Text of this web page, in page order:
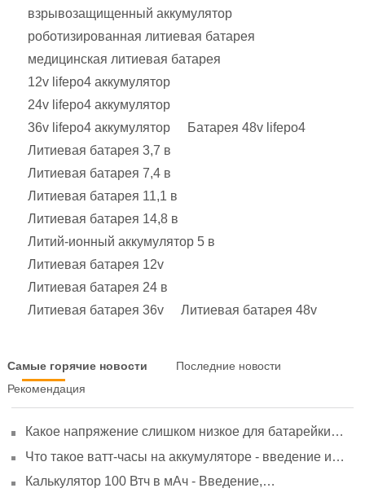
взрывозащищенный аккумулятор
роботизированная литиевая батарея
медицинская литиевая батарея
12v lifepo4 аккумулятор
24v lifepo4 аккумулятор
36v lifepo4 аккумулятор
Батарея 48v lifepo4
Литиевая батарея 3,7 в
Литиевая батарея 7,4 в
Литиевая батарея 11,1 в
Литиевая батарея 14,8 в
Литий-ионный аккумулятор 5 в
Литиевая батарея 12v
Литиевая батарея 24 в
Литиевая батарея 36v
Литиевая батарея 48v
Самые горячие новости
Последние новости
Рекомендация
Какое напряжение слишком низкое для батарейки
старение
Что такое ватт-часы на аккумуляторе - введение и
Калькулятор 100 Втч в мАч - Введение,